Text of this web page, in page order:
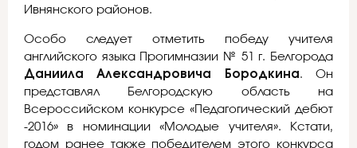
Ивнянского районов.
Особо следует отметить победу учителя
английского языка Прогимназии № 51 г. Белгорода
Даниила Александровича Бородкина. Он
представлял Белгородскую область на
Всероссийском конкурсе «Педагогический дебют
-2016» в номинации «Молодые учителя». Кстати,
годом ранее также победителем этого конкурса